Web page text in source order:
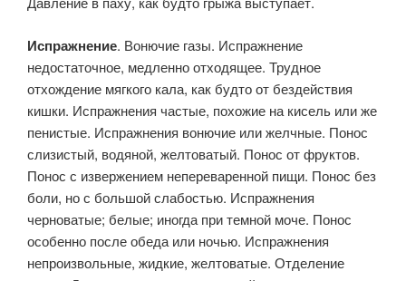
Испражнение. Вонючие газы. Испражнение
недостаточное, медленно отходящее. Трудное
отхождение мягкого кала, как будто от бездействия
кишки. Испражнения частые, похожие на кисель или же
пенистые. Испражнения вонючие или желчные. Понос
слизистый, водяной, желтоватый. Понос от фруктов.
Понос с извержением непереваренной пищи. Понос без
боли, но с большой слабостью. Испражнения
черноватые; белые; иногда при темной моче. Понос
особенно после обеда или ночью. Испражнения
непроизвольные, жидкие, желтоватые. Отделение